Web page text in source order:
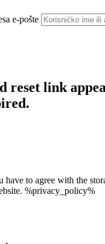
e-pošte
reset link
have to agree with the
%privacy_policy%